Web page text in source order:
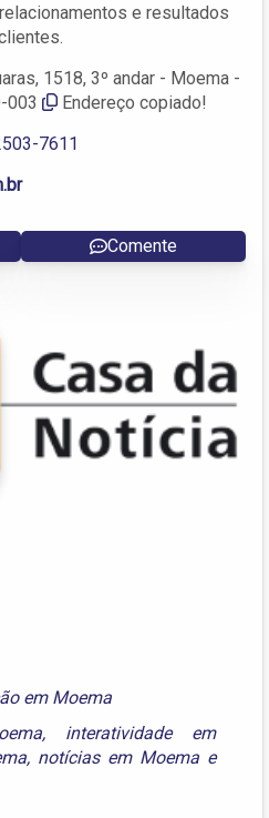
e resultados
1518, 3º andar - Moema -
003
Endereço copiado!
7611
Comente
em Moema
, interatividade em
, notícias em Moema e